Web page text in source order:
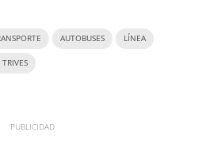
AUTOBUSES LÍNEA
TRIVES